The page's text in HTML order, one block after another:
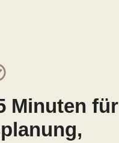
Minuten für